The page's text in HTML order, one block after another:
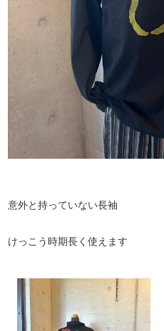
意外と持っていない長袖
けっこう時期長く使えます